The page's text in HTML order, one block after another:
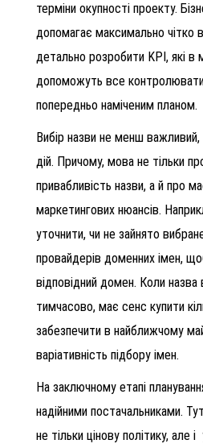
терміни окупності проекту.
допомагає максимально чітко
детально розробити KPI, які в
допоможуть все
попередньо наміченим планом.
Вибір назви не менш важливий,
дій. Причому, мова не тільки
привабливість назви, а й про
маркетингових нюансів.
уточнити, чи не зайнято
провайдерів доменних імен,
відповідний домен. Коли назва
тимчасово, має сенс купити
забезпечити в найближчому
варіативність підбору імен.
На заключному етапі
надійними постачальниками.
не тільки цінову політику, але